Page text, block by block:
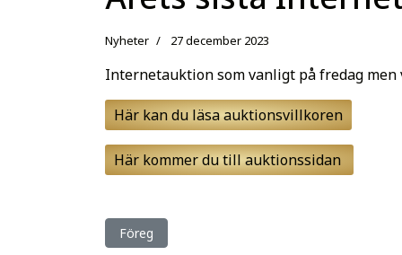
Nyheter 27 december 2023
Internetauktion som vanligt på fredag
Här kan du läsa auktionsvillkoren
Här kommer du till auktionssidan
Föregående artikel: Köp i kväll och du kan ha en
Föreg